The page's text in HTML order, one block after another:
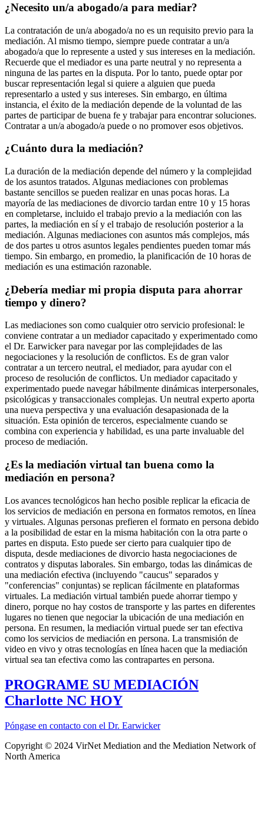
¿Necesito un/a abogado/a para mediar?
La contratación de un/a abogado/a no es un requisito previo para la
mediación. Al mismo tiempo, siempre puede contratar a un/a
abogado/a que lo represente a usted y sus intereses en la mediación.
Recuerde que el mediador es una parte neutral y no representa a
ninguna de las partes en la disputa. Por lo tanto, puede optar por
buscar representación legal si quiere a alguien que pueda
representarlo a usted y sus intereses. Sin embargo, en última
instancia, el éxito de la mediación depende de la voluntad de las
partes de participar de buena fe y trabajar para encontrar soluciones.
Contratar a un/a abogado/a puede o no promover esos objetivos.
¿Cuánto dura la mediación?
La duración de la mediación depende del número y la complejidad
de los asuntos tratados. Algunas mediaciones con problemas
bastante sencillos se pueden realizar en unas pocas horas. La
mayoría de las mediaciones de divorcio tardan entre 10 y 15 horas
en completarse, incluido el trabajo previo a la mediación con las
partes, la mediación en sí y el trabajo de resolución posterior a la
mediación. Algunas mediaciones con asuntos más complejos, más
de dos partes u otros asuntos legales pendientes pueden tomar más
tiempo. Sin embargo, en promedio, la planificación de 10 horas de
mediación es una estimación razonable.
¿Debería mediar mi propia disputa para ahorrar
tiempo y dinero?
Las mediaciones son como cualquier otro servicio profesional: le
conviene contratar a un mediador capacitado y experimentado como
el Dr. Earwicker para navegar por las complejidades de las
negociaciones y la resolución de conflictos. Es de gran valor
contratar a un tercero neutral, el mediador, para ayudar con el
proceso de resolución de conflictos. Un mediador capacitado y
experimentado puede navegar hábilmente dinámicas interpersonales,
psicológicas y transaccionales complejas. Un neutral experto aporta
una nueva perspectiva y una evaluación desapasionada de la
situación. Esta opinión de terceros, especialmente cuando se
combina con experiencia y habilidad, es una parte invaluable del
proceso de mediación.
¿Es la mediación virtual tan buena como la
mediación en persona?
Los avances tecnológicos han hecho posible replicar la eficacia de
los servicios de mediación en persona en formatos remotos, en línea
y virtuales. Algunas personas prefieren el formato en persona debido
a la posibilidad de estar en la misma habitación con la otra parte o
partes en disputa. Esto puede ser cierto para cualquier tipo de
disputa, desde mediaciones de divorcio hasta negociaciones de
contratos y disputas laborales. Sin embargo, todas las dinámicas de
una mediación efectiva (incluyendo "caucus" separados y
"conferencias" conjuntas) se replican fácilmente en plataformas
virtuales. La mediación virtual también puede ahorrar tiempo y
dinero, porque no hay costos de transporte y las partes en diferentes
lugares no tienen que negociar la ubicación de una mediación en
persona. En resumen, la mediación virtual puede ser tan efectiva
como los servicios de mediación en persona. La transmisión de
video en vivo y otras tecnologías en línea hacen que la mediación
virtual sea tan efectiva como las contrapartes en persona.
PROGRAME SU MEDIACIÓN
Charlotte NC HOY
Póngase en contacto con el Dr. Earwicker
Copyright © 2024 VirNet Mediation and the Mediation Network of
North America